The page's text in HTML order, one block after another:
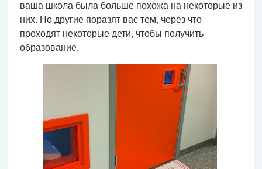
ваша школа была больше похожа на некоторые из
них. Но другие поразят вас тем, через что
проходят некоторые дети, чтобы получить
образование.